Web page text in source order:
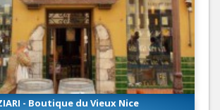
- Boutique du Vieux Nice